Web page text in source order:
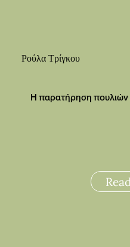
Η παρατήρηση πουλιών
Ρούλα Τρίγκου